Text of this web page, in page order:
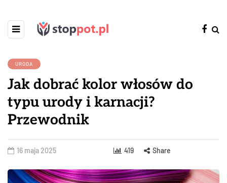
URODA
Jak dobrać kolor włosów do
typu urody i karnacji?
Przewodnik
16 maja 2025 419 Share